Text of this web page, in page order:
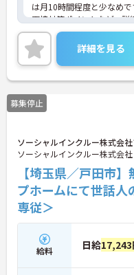
は月10時間程度と少なめ
面接対策ポイントなど、
でお気軽にご相談ください
詳細を見る
募集停止
ソーシャルインクルー株式会
ソーシャルインクルー株式会社
【埼玉県／戸田市
プホームにて世話
専従＞
給料 日給17,243